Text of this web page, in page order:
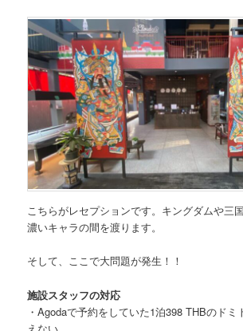
こちらがレセプションです。キングダムや三
濃いキャラの間を渡ります。
そして、 ここで大問題が発生！！
施設スタッフの対応
・Agodaで予約をしていた1泊398 THBのドミ
えない。